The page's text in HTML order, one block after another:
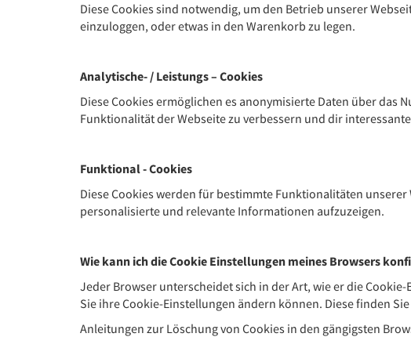
Diese Cookies sind notwendig, um den Betrieb unserer
einzuloggen, oder etwas in den Warenkorb zu legen.
Analytische- / Leistungs – Cookies
Diese Cookies ermöglichen es anonymisierte Daten über das
Funktionalität der Webseite zu verbessern und dir
Funktional - Cookies
Diese Cookies werden für bestimmte Funktionalitäten
personalisierte und relevante Informationen aufzuzeigen.
Wie kann ich die Cookie Einstellungen meines Browsers
Jeder Browser unterscheidet sich in der Art, wie er die
Sie ihre Cookie-Einstellungen ändern können. Diese finden
Anleitungen zur Löschung von Cookies in den gängigsten